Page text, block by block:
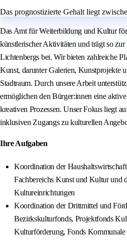
Das prognostizierte Gehalt liegt
Das Amt für Weiterbildung und Kultur
künstlerischer Aktivitäten und trägt so
Lichtenbergs bei. Wir bieten zahlreiche
Kunst, darunter Galerien, Kunstprojekte
Stadtraum. Durch unsere Arbeit
ermöglichen den Bürger:innen eine
kreativen Prozessen. Unser Fokus liegt
inklusiven Zugangs zu kulturellen
Ihre Aufgaben
Koordination der
Fachbereichs Kunst und Kultur und
Kultureinrichtungen
Koordination der Drittmittel und
Bezirkskulturfonds, Projektfonds
Kulturförderung, Fonds Kommunale